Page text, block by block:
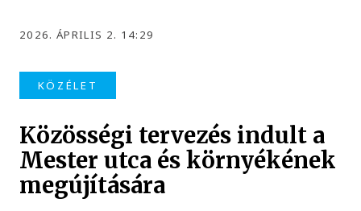
2026. ÁPRILIS 2. 14:29
KÖZÉLET
Közösségi tervezés indult a
Mester utca és környékének
megújítására